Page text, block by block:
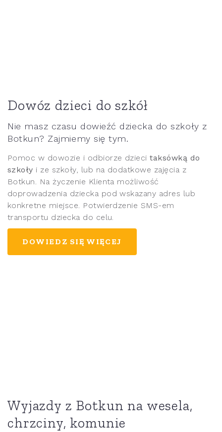
Dowóz dzieci do szkół
Nie masz czasu dowieźć dziecka do szkoły z
Botkun? Zajmiemy się tym.
Pomoc w dowozie i odbiorze dziecitaksówką do
szkoły i ze szkoły, lub na dodatkowe zajęcia z
Botkun. Na życzenie Klienta możliwość
doprowadzenia dziecka pod wskazany adres lub
konkretne miejsce. Potwierdzenie SMS-em
transportu dziecka do celu.
DOWIEDZ SIĘ WIĘCEJ
Wyjazdy z Botkun na wesela,
chrzciny, komunie